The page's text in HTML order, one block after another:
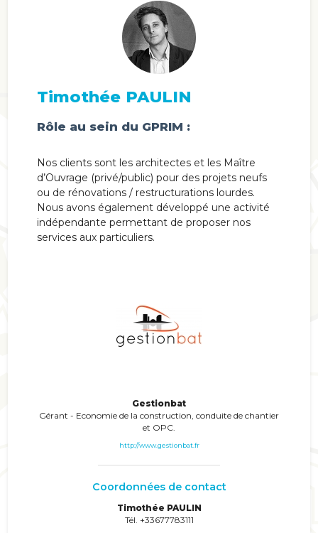
Timothée PAULIN
Rôle au sein du GPRIM :
Nos clients sont les architectes et les Maître
d’Ouvrage (privé/public) pour des projets neufs
ou de rénovations / restructurations lourdes.
Nous avons également développé une activité
indépendante permettant de proposer nos
services aux particuliers.
Gestionbat
Gérant - Economie de la construction, conduite de chantier
et OPC.
http://www.gestionbat.fr
Coordonnées de contact
Timothée PAULIN
Tél. +33677783111